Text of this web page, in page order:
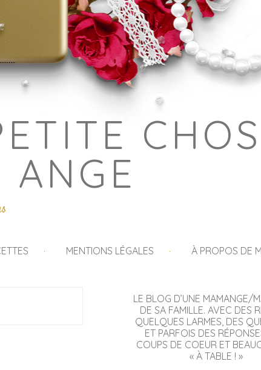
MENTIONS LÉGALES À PROPOS DE
LE BLOG D’UNE MAMANGE/
DE SA FAMILLE. AVEC DES
QUELQUES LARMES, DES
ET PARFOIS DES
COUPS DE COEUR ET
« À TABLE ! »